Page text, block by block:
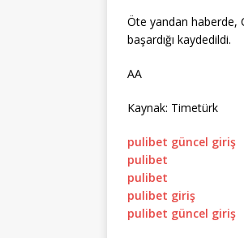
Öte yandan haberde,
başardığı kaydedildi.
AA
Kaynak: Timetürk
pulibet güncel giriş
pulibet
pulibet
pulibet giriş
pulibet güncel giriş